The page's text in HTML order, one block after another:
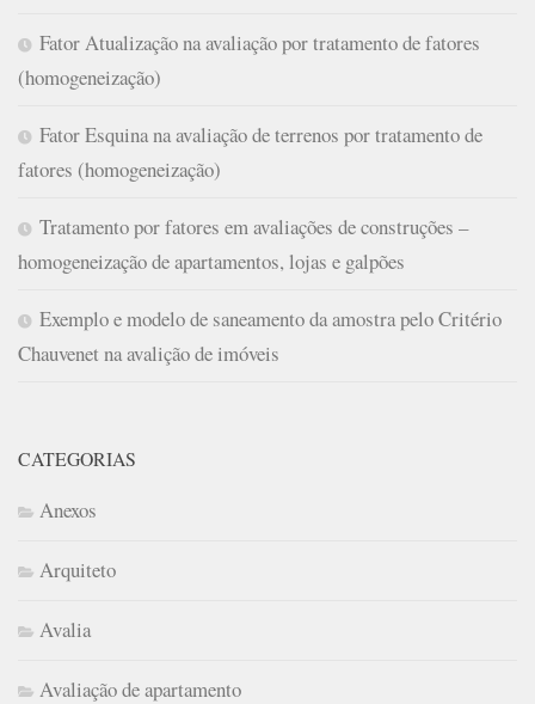
Fator Atualização na avaliação por tratamento de fatores
(homogeneização)
Fator Esquina na avaliação de terrenos por tratamento de
fatores (homogeneização)
Tratamento por fatores em avaliações de construções –
homogeneização de apartamentos, lojas e galpões
Exemplo e modelo de saneamento da amostra pelo Critério
Chauvenet na avalição de imóveis
CATEGORIAS
Anexos
Arquiteto
Avalia
Avaliação de apartamento